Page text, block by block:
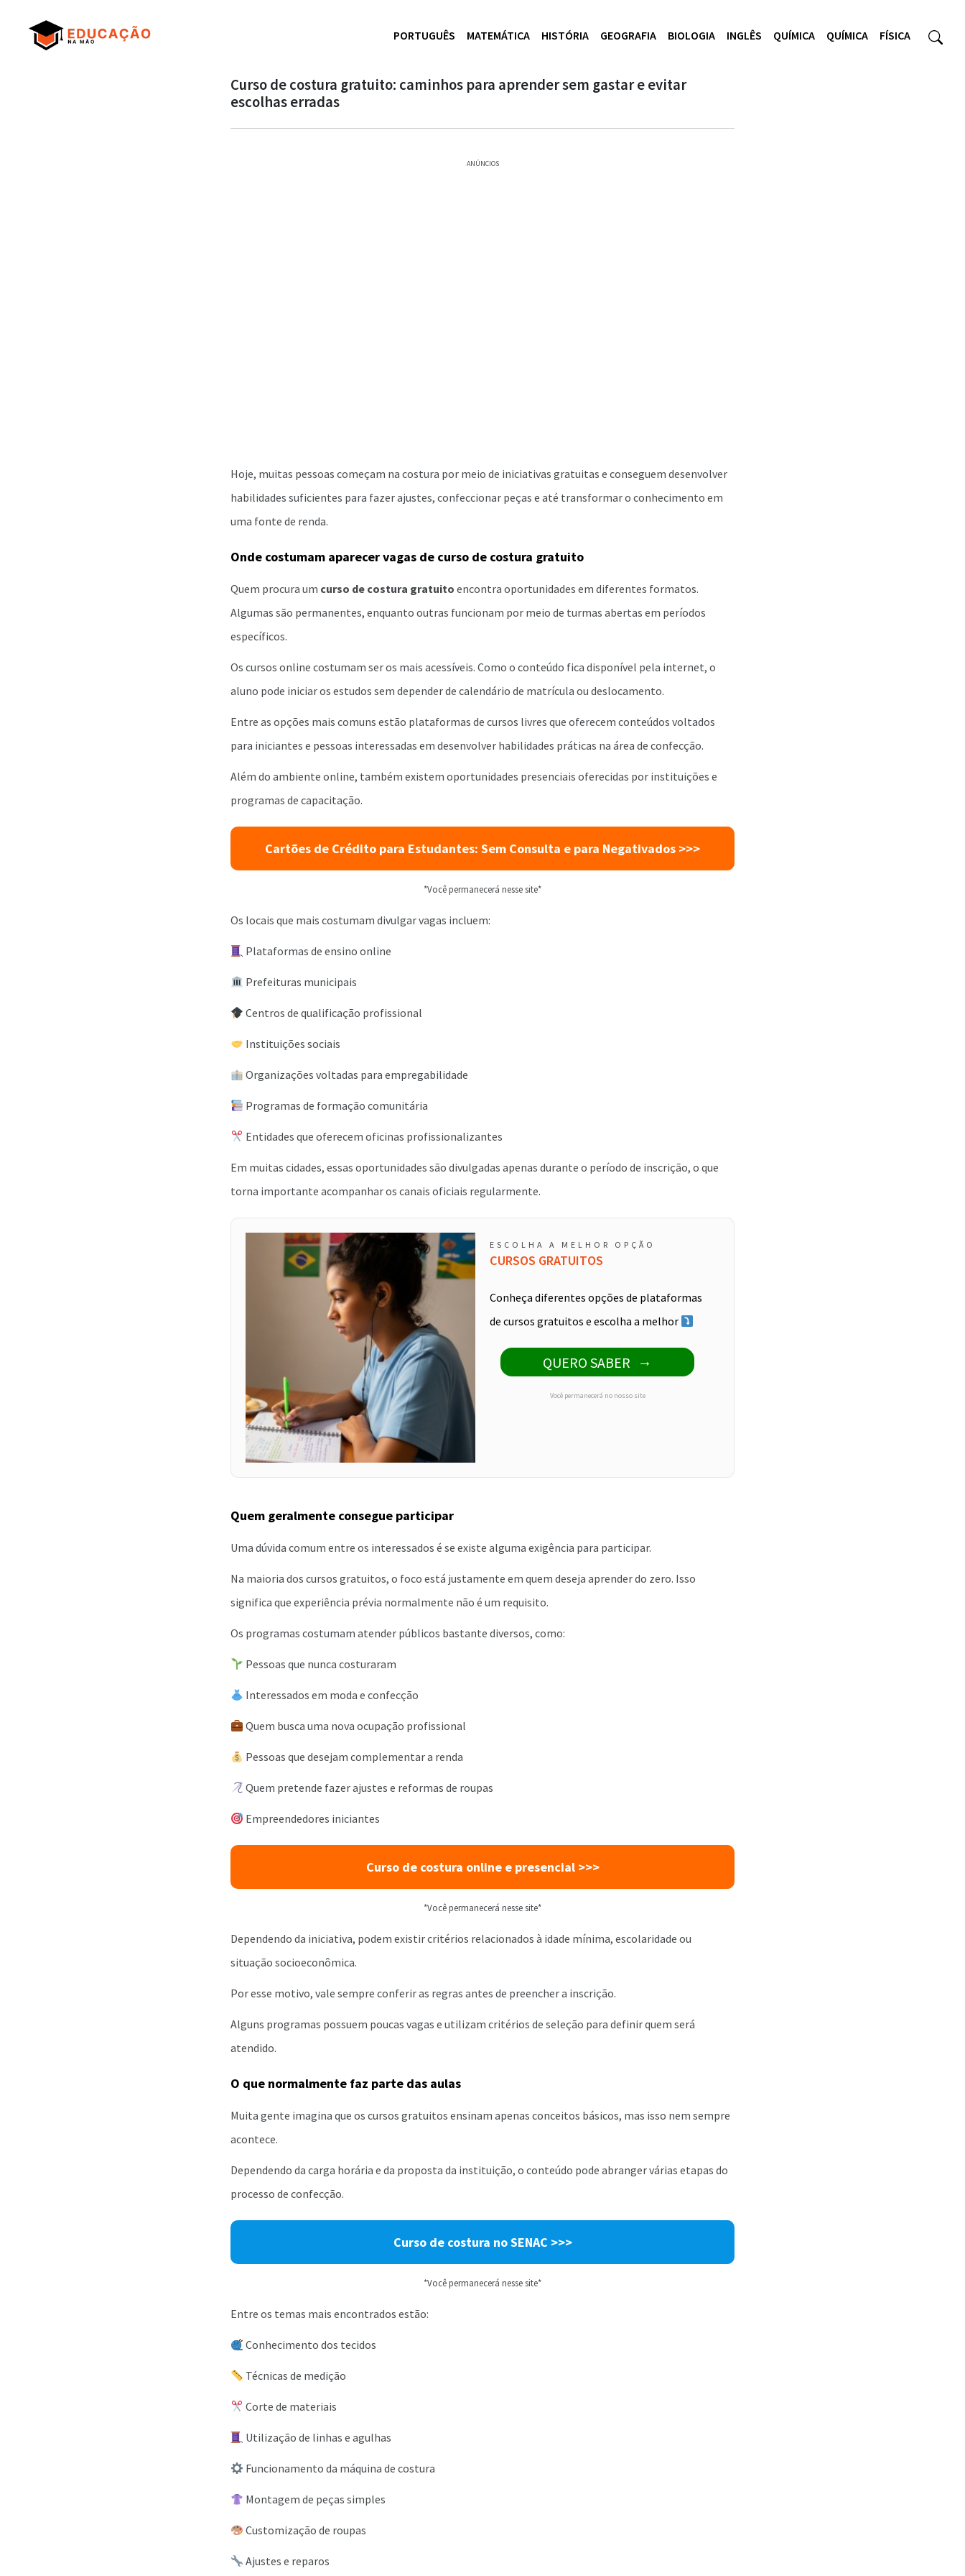
PORTUGUÊS MATEMÁTICA HISTÓRIA GEOGRAFIA BIOLOGIA INGLÊS QUÍMICA QUÍMICA FÍSICA
Curso de costura gratuito: caminhos para aprender sem gastar e evitar
escolhas erradas
ANÚNCIOS
Hoje, muitas pessoas começam na costura por meio de iniciativas gratuitas e conseguem desenvolver
habilidades suficientes para fazer ajustes, confeccionar peças e até transformar o conhecimento em
uma fonte de renda.
Onde costumam aparecer vagas de curso de costura gratuito
Quem procura um curso de costura gratuito encontra oportunidades em diferentes formatos.
Algumas são permanentes, enquanto outras funcionam por meio de turmas abertas em períodos
específicos.
Os cursos online costumam ser os mais acessíveis. Como o conteúdo fica disponível pela internet, o
aluno pode iniciar os estudos sem depender de calendário de matrícula ou deslocamento.
Entre as opções mais comuns estão plataformas de cursos livres que oferecem conteúdos voltados
para iniciantes e pessoas interessadas em desenvolver habilidades práticas na área de confecção.
Além do ambiente online, também existem oportunidades presenciais oferecidas por instituições e
programas de capacitação.
Cartões de Crédito para Estudantes: Sem Consulta e para Negativados >>>
*Você permanecerá nesse site*
Os locais que mais costumam divulgar vagas incluem:
Plataformas de ensino online
Prefeituras municipais
Centros de qualificação profissional
Instituições sociais
Organizações voltadas para empregabilidade
Programas de formação comunitária
Entidades que oferecem oficinas profissionalizantes
Em muitas cidades, essas oportunidades são divulgadas apenas durante o período de inscrição, o que
torna importante acompanhar os canais oficiais regularmente.
ESCOLHA A MELHOR OPÇÃO
CURSOS GRATUITOS
Conheça diferentes opções de plataformas
de cursos gratuitos e escolha a melhor
QUERO SABER
Você permanecerá no nosso site
Quem geralmente consegue participar
Uma dúvida comum entre os interessados é se existe alguma exigência para participar.
Na maioria dos cursos gratuitos, o foco está justamente em quem deseja aprender do zero. Isso
significa que experiência prévia normalmente não é um requisito.
Os programas costumam atender públicos bastante diversos, como:
Pessoas que nunca costuraram
Interessados em moda e confecção
Quem busca uma nova ocupação profissional
Pessoas que desejam complementar a renda
Quem pretende fazer ajustes e reformas de roupas
Empreendedores iniciantes
Curso de costura online e presencial >>>
*Você permanecerá nesse site*
Dependendo da iniciativa, podem existir critérios relacionados à idade mínima, escolaridade ou
situação socioeconômica.
Por esse motivo, vale sempre conferir as regras antes de preencher a inscrição.
Alguns programas possuem poucas vagas e utilizam critérios de seleção para definir quem será
atendido.
O que normalmente faz parte das aulas
Muita gente imagina que os cursos gratuitos ensinam apenas conceitos básicos, mas isso nem sempre
acontece.
Dependendo da carga horária e da proposta da instituição, o conteúdo pode abranger várias etapas do
processo de confecção.
Curso de costura no SENAC >>>
*Você permanecerá nesse site*
Entre os temas mais encontrados estão:
Conhecimento dos tecidos
Técnicas de medição
Corte de materiais
Utilização de linhas e agulhas
Funcionamento da máquina de costura
Montagem de peças simples
Customização de roupas
Ajustes e reparos